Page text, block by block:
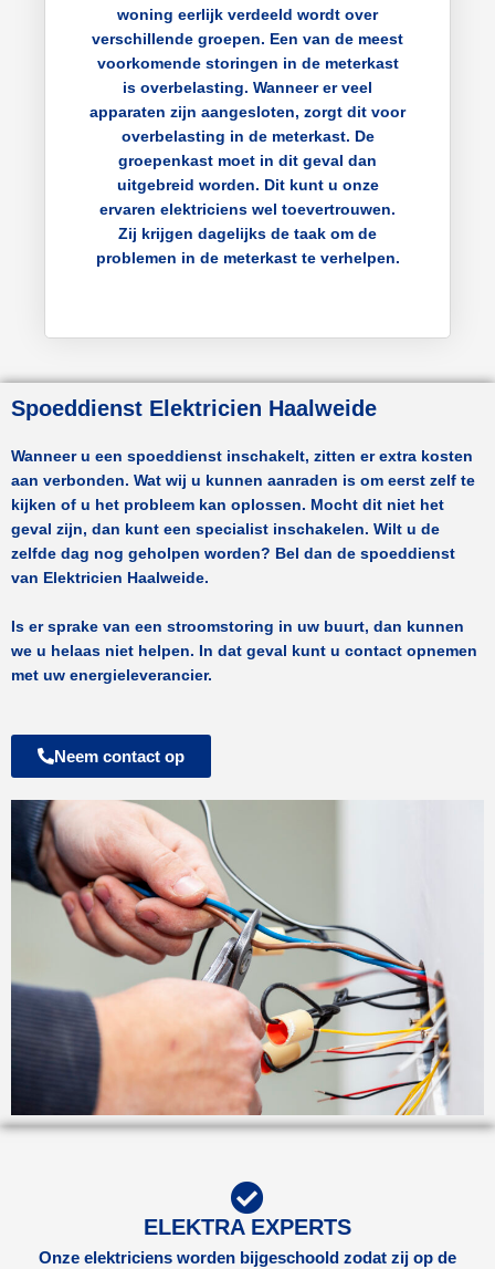
woning eerlijk verdeeld wordt over
verschillende groepen. Een van de meest
voorkomende storingen in de meterkast
is overbelasting. Wanneer er veel
apparaten zijn aangesloten, zorgt dit voor
overbelasting in de meterkast. De
groepenkast moet in dit geval dan
uitgebreid worden. Dit kunt u onze
ervaren elektriciens wel toevertrouwen.
Zij krijgen dagelijks de taak om de
problemen in de meterkast te verhelpen.
Spoeddienst Elektricien Haalweide
Wanneer u een spoeddienst inschakelt, zitten er extra kosten
aan verbonden. Wat wij u kunnen aanraden is om eerst zelf te
kijken of u het probleem kan oplossen. Mocht dit niet het
geval zijn, dan kunt een specialist inschakelen. Wilt u de
zelfde dag nog geholpen worden? Bel dan de spoeddienst
van Elektricien Haalweide.
Is er sprake van een stroomstoring in uw buurt, dan kunnen
we u helaas niet helpen. In dat geval kunt u contact opnemen
met uw energieleverancier.
Neem contact op
ELEKTRA EXPERTS
Onze elektriciens worden bijgeschoold zodat zij op de